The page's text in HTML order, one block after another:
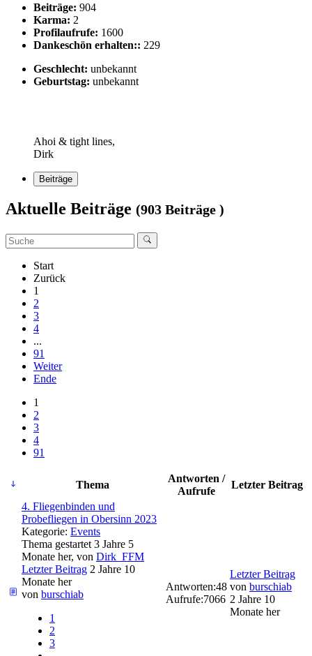
Beiträge: 904
Karma: 2
Profilaufrufe: 1600
Dankeschön erhalten:: 229
Geschlecht: unbekannt
Geburtstag: unbekannt
Ahoi & tight lines,
Dirk
Beiträge
Aktuelle Beiträge (903 Beiträge )
Start
Zurück
1
2
3
4
...
91
Weiter
Ende
1
2
3
4
91
Thema
Antworten /
Aufrufe
Letzter Beitrag
4. Fliegenbinden und
Probefliegen in Obersinn 2023
Kategorie: Events
Thema gestartet 3 Jahre 5
Monate her, von Dirk_FFM
Letzter Beitrag 2 Jahre 10
Monate her
von burschiab
1
2
3
Antworten:48
Aufrufe:7066
Letzter Beitrag
von burschiab
2 Jahre 10
Monate her